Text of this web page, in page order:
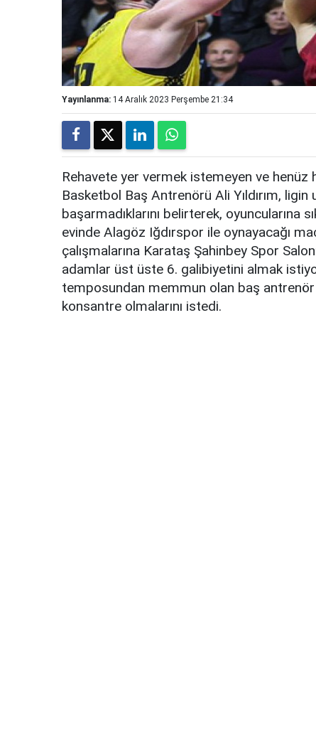
Yayınlanma: 14 Aralık 2023 Perşembe 21:34
Rehavete yer vermek istemeyen ve
Basketbol Baş Antrenörü Ali Yıldırım,
başarmadıklarını belirterek, oyuncularına
evinde Alagöz Iğdırspor ile oynayacağı
çalışmalarına Karataş Şahinbey Spor
adamlar üst üste 6. galibiyetini almak
temposundan memmun olan baş antrenör
konsantre olmalarını istedi.